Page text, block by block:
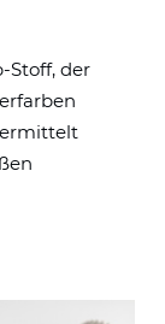
Stoff, der